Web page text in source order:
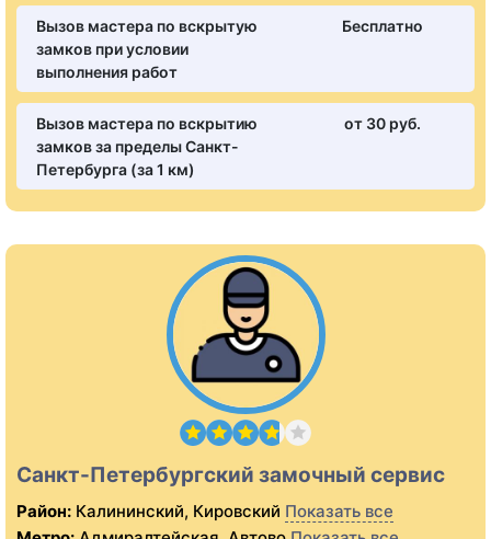
Вызов мастера по вскрытую
замков при условии
выполнения работ
Бесплатно
Вызов мастера по вскрытию
замков за пределы Санкт-
Петербурга (за 1 км)
от 30 pуб.
Санкт-Петербургский замочный сервис
Район: Калининский, Кировский Показать все